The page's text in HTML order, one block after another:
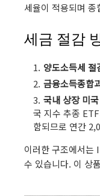
세율이 적용되며
세금 절감
양도소득세 절
금융소득종합
국내 상장 미
국 지수 추종
함되므로 연간
이러한 구조에서는
수 있습니다. 이 상